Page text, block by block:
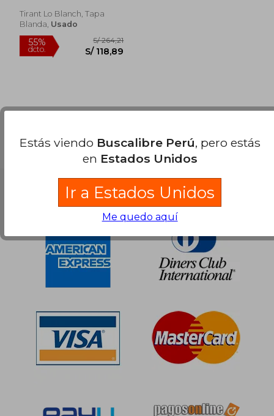
Tirant Lo Blanch, Tapa
Blanda, Usado
S/ 118,89
Nuestras Formas de Pago
Estás viendo Buscalibre Perú, pero estás
en Estados Unidos
Ir a Estados Unidos
Me quedo aquí